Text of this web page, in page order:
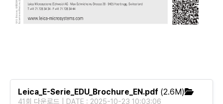
Leica_E-Serie_EDU_Brochure_EN.pdf (2.6M)
41회 다운로드 | DATE : 2025-10-23 10:03:06